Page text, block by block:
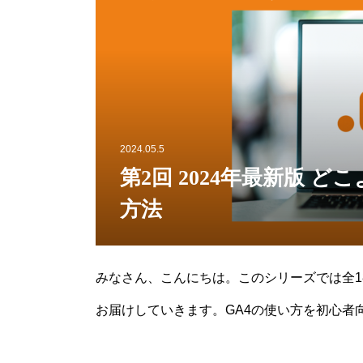
2024.05.5
第2回 2024年最新版 ど
方法
みなさん、こんにちは。このシリーズでは
お届けしていきます。GA4の使い方を初心